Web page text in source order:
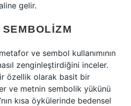
gelir.
ve sembol kullanımının
zenginleştirdiğini inceler.
özellik olarak basit bir
ve metnin sembolik yükünü
kısa öykülerinde bedensel